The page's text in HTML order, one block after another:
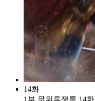
14화
1부 무위투쟁록 14화